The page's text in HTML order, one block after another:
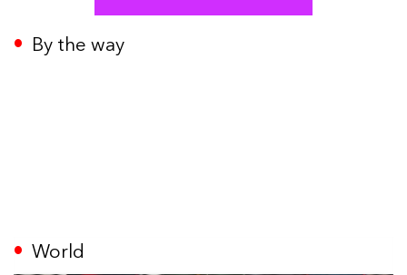
By the way
World